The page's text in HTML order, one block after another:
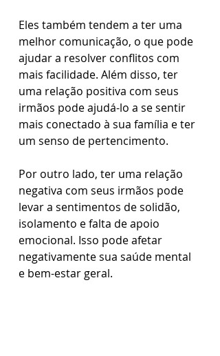
Eles também tendem a ter uma
melhor comunicação, o que pode
ajudar a resolver conflitos com
mais facilidade. Além disso, ter
uma relação positiva com seus
irmãos pode ajudá-lo a se sentir
mais conectado à sua família e ter
um senso de pertencimento.
Por outro lado, ter uma relação
negativa com seus irmãos pode
levar a sentimentos de solidão,
isolamento e falta de apoio
emocional. Isso pode afetar
negativamente sua saúde mental
e bem-estar geral.